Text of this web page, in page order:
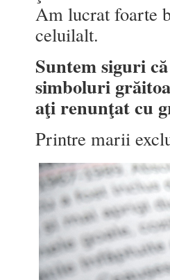
Am lucrat foarte
celuilalt.
Suntem siguri
simboluri
aţi renunţat cu
Printre marii